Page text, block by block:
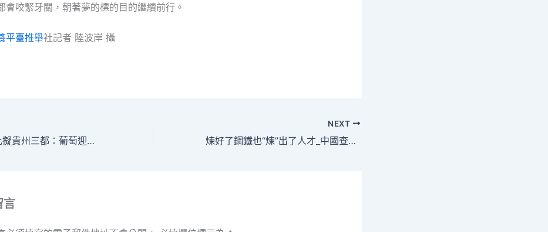
會咬緊牙關，朝著夢的標的目的繼續前行。
平臺推舉社記者 陸波岸 攝
查包養網站比擬貴州三都：葡萄迎來豐產季_中國網
NEXT
煉好了鋼鐵也“煉”出了人才_中國查包養網
言